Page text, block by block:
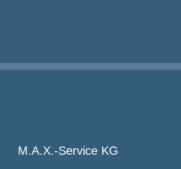
M.A.X.-Service KG